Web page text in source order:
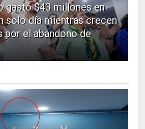
gastó $43 millones en
solo día mientras crecen
por el abandono de